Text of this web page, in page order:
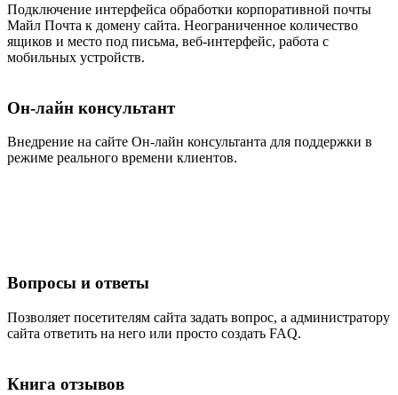
Подключение интерфейса обработки корпоративной почты
Майл Почта к домену сайта. Неограниченное количество
ящиков и место под письма, веб-интерфейс, работа с
мобильных устройств.
Он-лайн консультант
Внедрение на сайте Он-лайн консультанта для поддержки в
режиме реального времени клиентов.
Вопросы и ответы
Позволяет посетителям сайта задать вопрос, а администратору
сайта ответить на него или просто создать FAQ.
Книга отзывов